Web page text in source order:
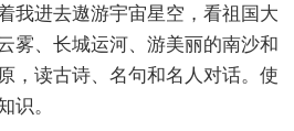
我进去遨游宇宙星空，看祖国大
雾、长城运河、游美丽的南沙和
，读古诗、名句和名人对话。使
识。